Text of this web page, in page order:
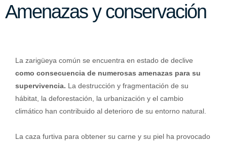
Amenazas y conservación
La zarigüeya común se encuentra en estado de declive
como consecuencia de numerosas amenazas para su
supervivencia. La destrucción y fragmentación de su
hábitat, la deforestación, la urbanización y el cambio
climático han contribuido al deterioro de su entorno natural.
La caza furtiva para obtener su carne y su piel ha provocado